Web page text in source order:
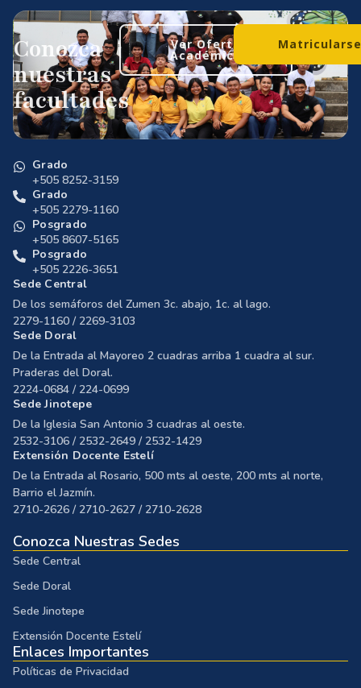
Conozca
nuestras
facultades
Ver Oferta
Académica
Grado
+505 8252-3159
Grado
+505 2279-1160
Posgrado
+505 8607-5165
Posgrado
+505 2226-3651
Sede Central
De los semáforos del Zumen 3c. abajo, 1c. al lago.
2279-1160 / 2269-3103
Sede Doral
De la Entrada al Mayoreo 2 cuadras arriba 1 cuadra al sur.
Praderas del Doral.
2224-0684 / 224-0699
Sede Jinotepe
De la Iglesia San Antonio 3 cuadras al oeste.
2532-3106 / 2532-2649 / 2532-1429
Extensión Docente Estelí
De la Entrada al Rosario, 500 mts al oeste, 200 mts al norte,
Barrio el Jazmín.
2710-2626 / 2710-2627 / 2710-2628
Conozca Nuestras Sedes
Sede Central
Sede Doral
Sede Jinotepe
Extensión Docente Estelí
Enlaces Importantes
Políticas de Privacidad